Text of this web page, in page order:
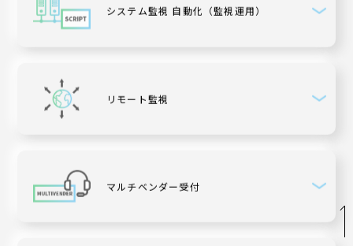
システム監視 自動化 （監視運用）
リモート監視
マルチベンダー受付
お問い合わせ
パートナー募集